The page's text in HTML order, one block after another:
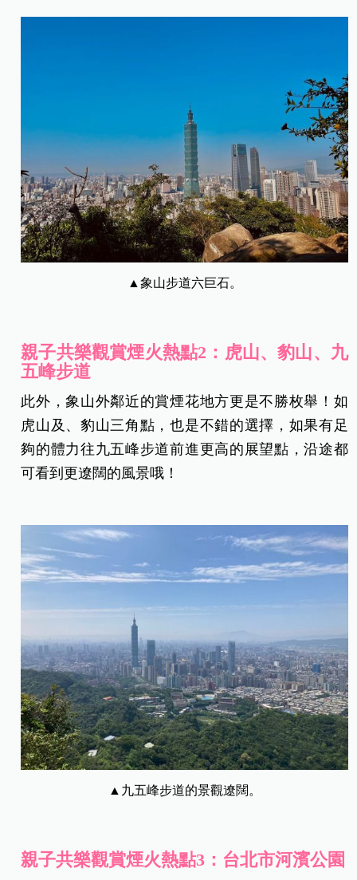
▲象山步道六巨石。
親子共樂觀賞煙火熱點2：虎山、豹山、九
五峰步道
此外，象山外鄰近的賞煙花地方更是不勝枚舉！如
虎山及、豹山三角點，也是不錯的選擇，如果有足
夠的體力往九五峰步道前進更高的展望點，沿途都
可看到更遼闊的風景哦！
▲九五峰步道的景觀遼闊。
親子共樂觀賞煙火熱點3：台北市河濱公園